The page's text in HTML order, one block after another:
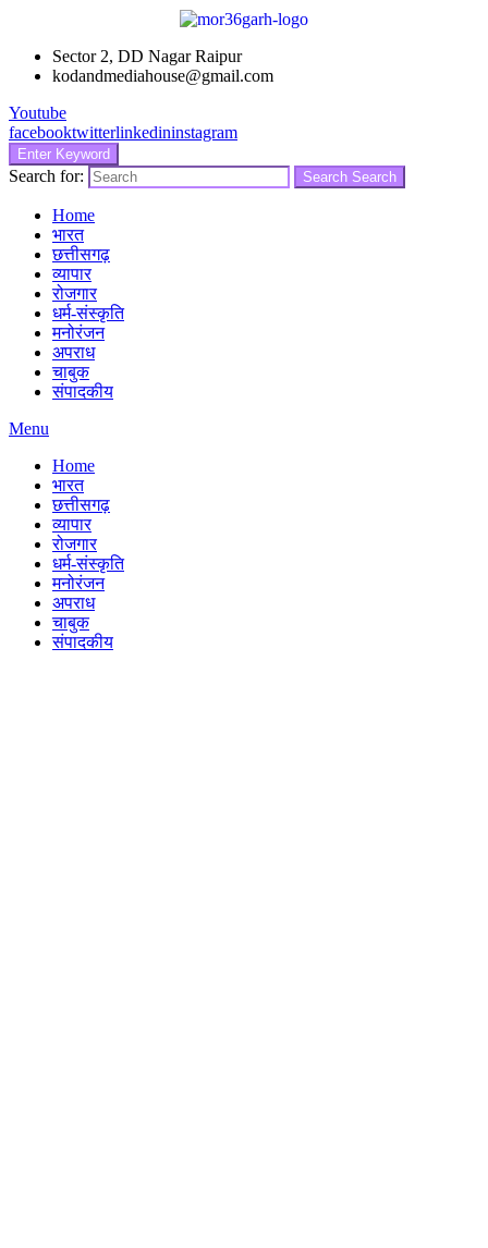
Sector 2, DD Nagar Raipur
kodandmediahouse@gmail.com
Youtube
facebooktwitterlinkedininstagram
Enter Keyword
Search for: Search Search
Home
भारत
छत्तीसगढ़
व्यापार
रोजगार
धर्म-संस्कृति
मनोरंजन
अपराध
चाबुक
संपादकीय
Menu
Home
भारत
छत्तीसगढ़
व्यापार
रोजगार
धर्म-संस्कृति
मनोरंजन
अपराध
चाबुक
संपादकीय